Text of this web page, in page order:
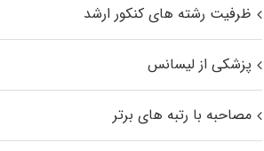
ظرفیت رشته های کنکور ارشد
پزشکی از لیسانس
مصاحبه با رتبه های برتر